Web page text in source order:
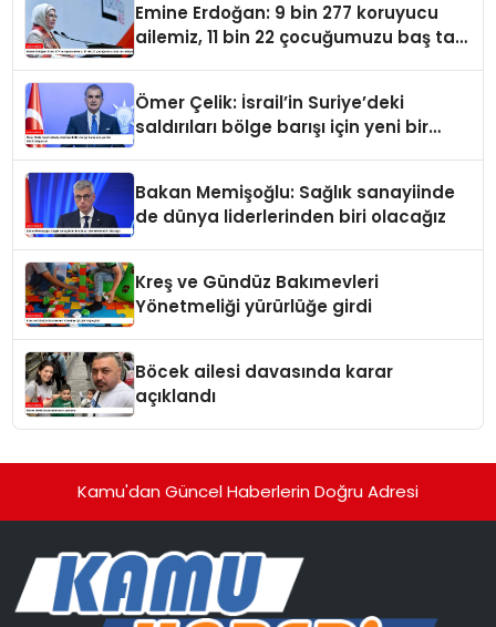
Emine Erdoğan: 9 bin 277 koruyucu
ailemiz, 11 bin 22 çocuğumuzu baş tacı
Ömer Çelik: İsrail’in Suriye’deki
saldırıları bölge barışı için yeni bir
Bakan Memişoğlu: Sağlık sanayiinde
de dünya liderlerinden biri olacağız
Kreş ve Gündüz Bakımevleri
Yönetmeliği yürürlüğe girdi
Böcek ailesi davasında karar
açıklandı
Kamu'dan Güncel Haberlerin Doğru Adresi